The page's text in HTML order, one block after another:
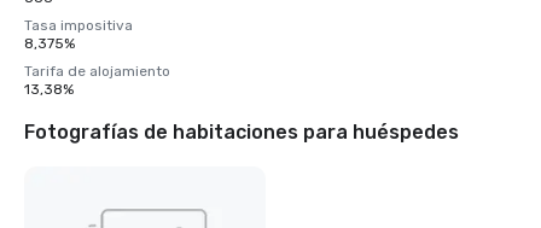
Tasa impositiva
8,375%
Tarifa de alojamiento
13,38%
Fotografías de habitaciones para huéspedes